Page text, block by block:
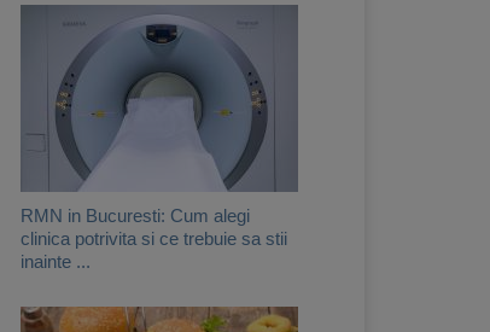
RMN in Bucuresti: Cum alegi
clinica potrivita si ce trebuie sa stii
inainte ...